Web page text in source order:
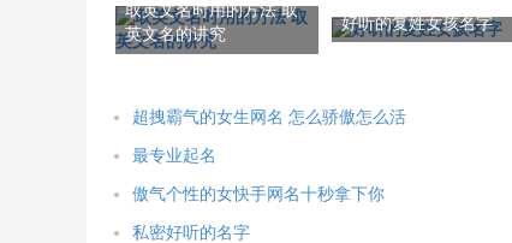
取英文名时用的方法 取
英文名的讲究
好听的复姓女孩名字
超拽霸气的女生网名 怎么骄傲怎么活
最专业起名
傲气个性的女快手网名十秒拿下你
私密好听的名字